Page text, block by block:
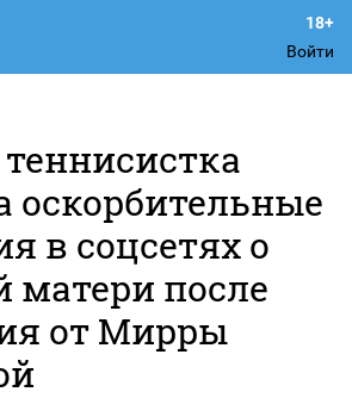
Войти
оскорбительные
в соцсетях о
матери после
от Мирры